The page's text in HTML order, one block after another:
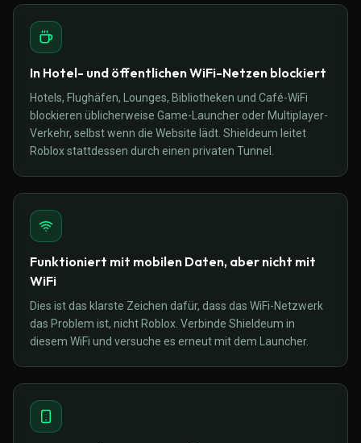
In Hotel- und öffentlichen WiFi-Netzen blockiert
Hotels, Flughäfen, Lounges, Bibliotheken und Café-WiFi
blockieren üblicherweise Game-Launcher oder Multiplayer-
Verkehr, selbst wenn die Website lädt. Shieldeum leitet
Roblox stattdessen durch einen privaten Tunnel.
Funktioniert mit mobilen Daten, aber nicht mit
WiFi
Dies ist das klarste Zeichen dafür, dass das WiFi-Netzwerk
das Problem ist, nicht Roblox. Verbinde Shieldeum in
diesem WiFi und versuche es erneut mit dem Launcher.